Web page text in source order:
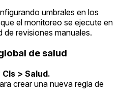
umbrales en los
el monitoreo se ejecute en
de revisiones manuales.
de salud
> Salud.
crear una nueva regla de